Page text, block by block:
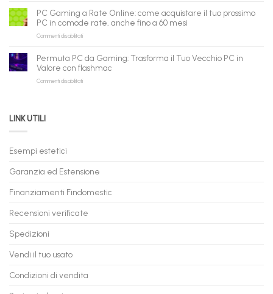
può
fare
qui
B2B
flashmac
per
rivenditori
Gaming
in
Pronta
Consegna
Nuovi
Ricondizionati,
Spedizione
PC Gaming a Rate Online: come acquistare il tuo prossimo
PC in comode rate, anche fino a 60 mesi
Commenti disabilitatisu
Gaming
Rate
Online:
anche
a
Permuta PC da Gaming: Trasforma il Tuo Vecchio PC in
Valore con flashmac
Commenti disabilitatisu
in
con
LINK UTILI
Esempi estetici
Garanzia ed Estensione
Finanziamenti Findomestic
Recensioni verificate
Spedizioni
Vendi il tuo usato
Condizioni di vendita